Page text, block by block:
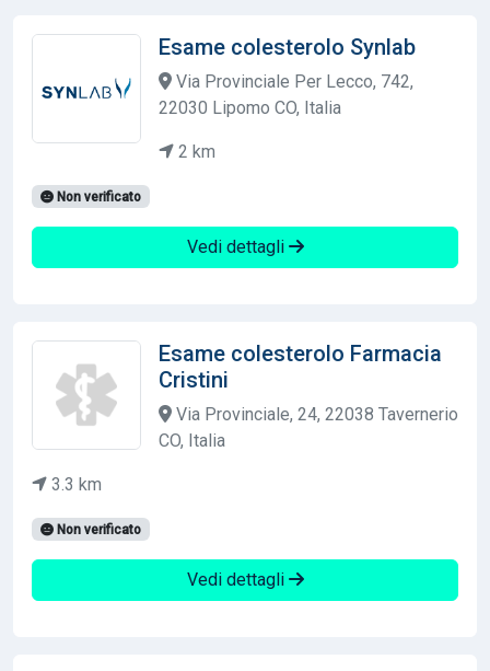
Esame colesterolo Synlab
Via Provinciale Per Lecco, 742,
22030 Lipomo CO, Italia
2 km
Non verificato
Vedi dettagli
Esame colesterolo Farmacia
Cristini
Via Provinciale, 24, 22038 Tavernerio
CO, Italia
3.3 km
Non verificato
Vedi dettagli